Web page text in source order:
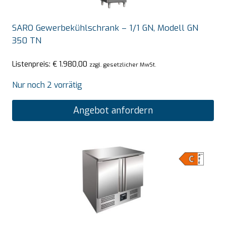
SARO Gewerbekühlschrank – 1/1 GN, Modell GN
350 TN
Listenpreis: € 1.980,00 zzgl. gesetzlicher MwSt.
Nur noch 2 vorrätig
Angebot anfordern